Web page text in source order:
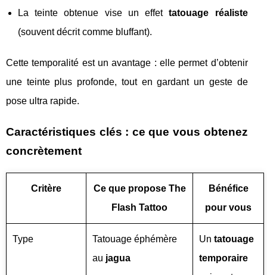
La teinte obtenue vise un effettatouage réaliste
(souvent décrit comme bluffant).
Cette temporalité est un avantage : elle permet d’obtenir
une teinte plus profonde, tout en gardant un geste de
pose ultra rapide.
Caractéristiques clés : ce que vous obtenez
concrètement
Critère
Ce que propose The
Flash Tattoo
Bénéfice
pour vous
Type
Tatouage éphémère
au jagua
Un tatouage
temporaire